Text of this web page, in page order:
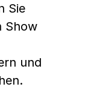
Sie
Show
und